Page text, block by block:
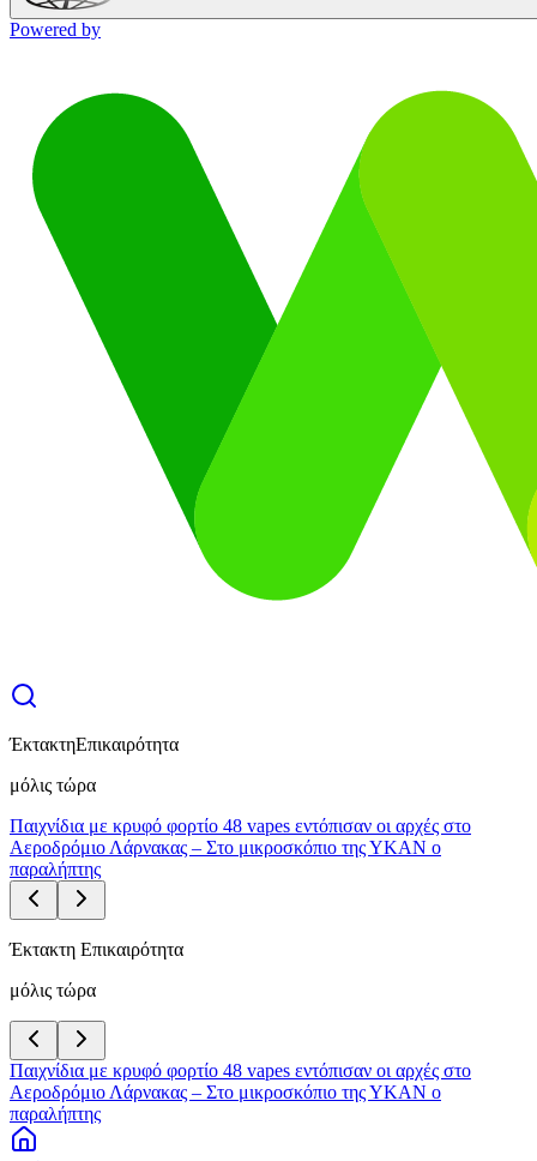
Powered by
ΈκτακτηΕπικαιρότητα
μόλις τώρα
Παιχνίδια με κρυφό φορτίο 48 vapes εντόπισαν οι αρχές στο
Αεροδρόμιο Λάρνακας – Στο μικροσκόπιο της ΥΚΑΝ ο
παραλήπτης
Έκτακτη Επικαιρότητα
μόλις τώρα
Παιχνίδια με κρυφό φορτίο 48 vapes εντόπισαν οι αρχές στο
Αεροδρόμιο Λάρνακας – Στο μικροσκόπιο της ΥΚΑΝ ο
παραλήπτης